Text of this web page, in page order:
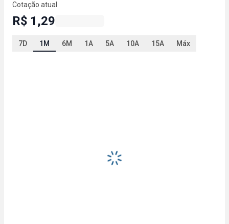
Cotação atual
R$ 1,29
7D 1M 6M 1A 5A 10A 15A Máx